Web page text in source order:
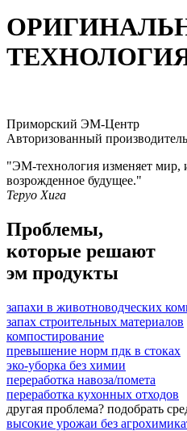
Приморский ЭМ-Центр
Авторизованный производитель
"ЭМ-технология изменяет мир,
возрожденное будущее."
Теруо Хига
Проблемы,
которые решают
эм продукты
запахи в животноводческих
запах строительных материалов
компостирование
превышение норм пдк в стоках
эко-уборка без химии
переработка навоза/помета
переработка кухонных отходов
другая проблема? подобрать
высокие урожаи без